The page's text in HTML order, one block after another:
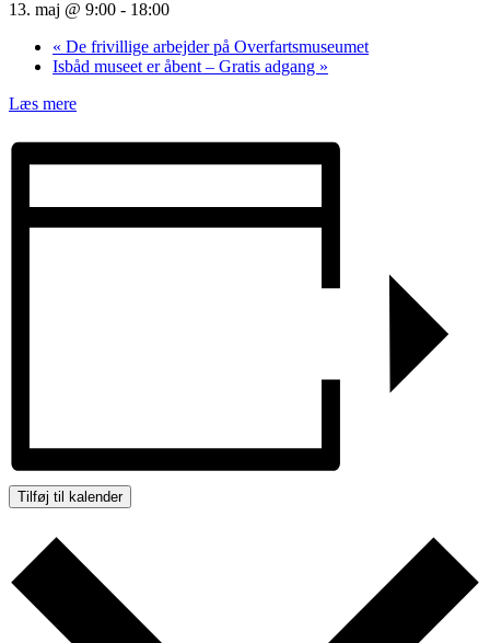
13. maj @ 9:00 - 18:00
« De frivillige arbejder på Overfartsmuseumet
Isbåd museet er åbent – Gratis adgang »
Læs mere
Tilføj til kalender